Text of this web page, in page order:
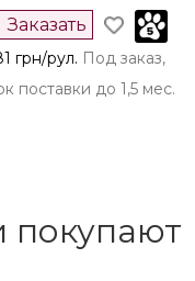
Заказать
грн/рул. Под заказ,
поставки до 1,5 мес.
покупают